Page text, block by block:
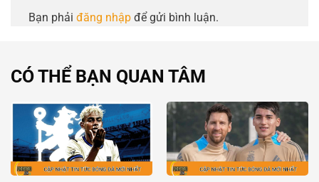
Bạn phải đăng nhập để gửi bình luận.
CÓ THỂ BẠN QUAN TÂM